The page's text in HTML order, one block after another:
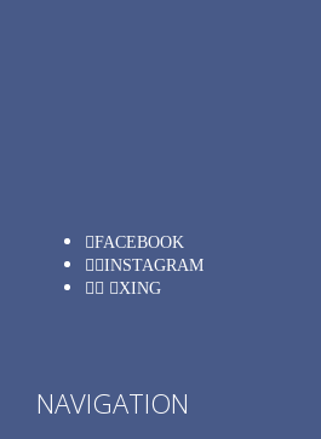
FACEBOOK
INSTAGRAM
XING
NAVIGATION